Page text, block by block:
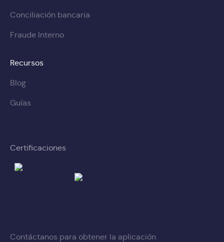
Conciliación bancaria
Fraude Interno
Recursos
Blog
Guías
Certificaciones
Contáctanos para obtener la aplicación